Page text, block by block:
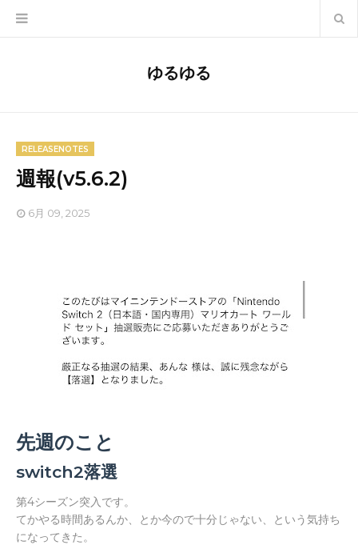
ゆるゆる
RELEASENOTES
週報(v5.6.2)
6月 09, 2025
先週のこと
switch2落選
第4シーズン突入です。
てかやる時間あるんか、とか今ので十分じゃない、という気持ち
になってきた。